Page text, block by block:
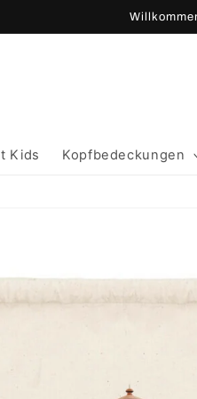
Kids Kopfbedeckungen